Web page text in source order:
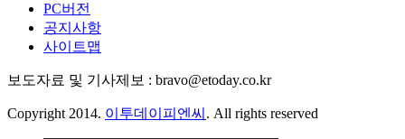
PC버전
공지사항
사이트맵
보도자료 및 기사제보 : bravo@etoday.co.kr
Copyright 2014. 이투데이피엔씨 . All rights reserved